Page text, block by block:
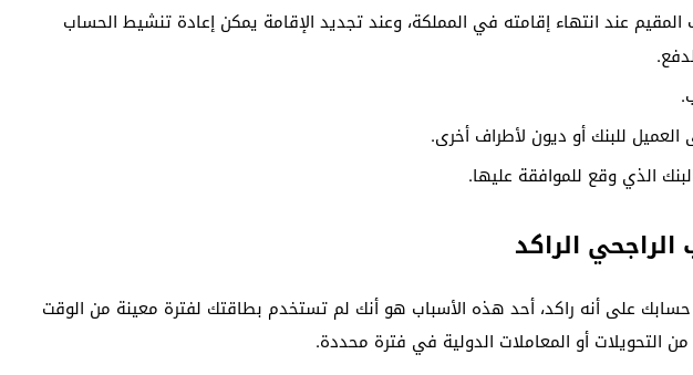
عند انتهاء إقامته في المملكة، وعند تجديد الإقامة يمكن إعادة تنشيط الحساب
للبنك أو ديون لأطراف أخرى.
الذي وقع للموافقة عليها.
الراكد
على أنه راكد، أحد هذه الأسباب هو أنك لم تستخدم بطاقتك لفترة معينة من الوقت
التحويلات أو المعاملات الدولية في فترة محددة.